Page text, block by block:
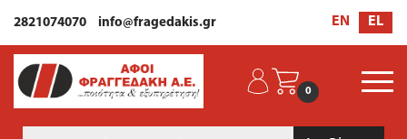
2821074070 info@fragedakis.gr EN EL
0